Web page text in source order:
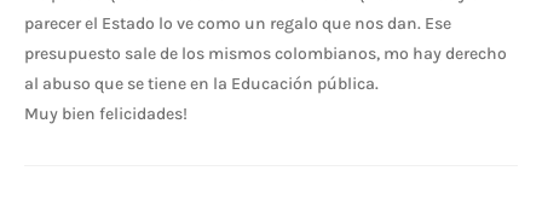
parecer el Estado lo ve como un regalo que nos dan. Ese
presupuesto sale de los mismos colombianos, mo hay derecho
al abuso que se tiene en la Educación pública.
Muy bien felicidades!